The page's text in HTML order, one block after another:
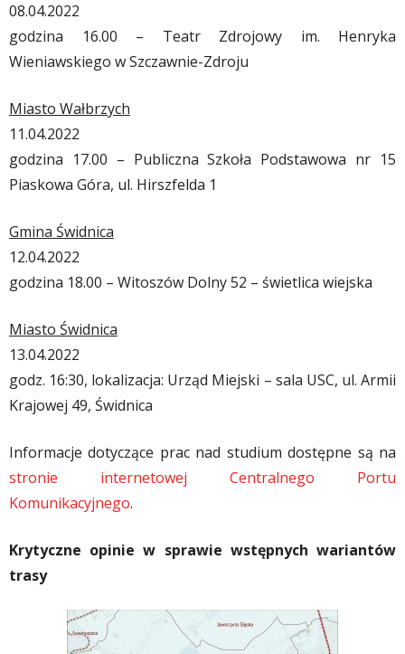
08.04.2022
godzina 16.00 – Teatr Zdrojowy im. Henryka
Wieniawskiego w Szczawnie-Zdroju
Miasto Wałbrzych
11.04.2022
godzina 17.00 – Publiczna Szkoła Podstawowa nr 15
Piaskowa Góra, ul. Hirszfelda 1
Gmina Świdnica
12.04.2022
godzina 18.00 – Witoszów Dolny 52 – świetlica wiejska
Miasto Świdnica
13.04.2022
godz. 16:30, lokalizacja: Urząd Miejski – sala USC, ul. Armii
Krajowej 49, Świdnica
Informacje dotyczące prac nad studium dostępne są na
stronie internetowej Centralnego Portu
Komunikacyjnego.
Krytyczne opinie w sprawie wstępnych wariantów
trasy